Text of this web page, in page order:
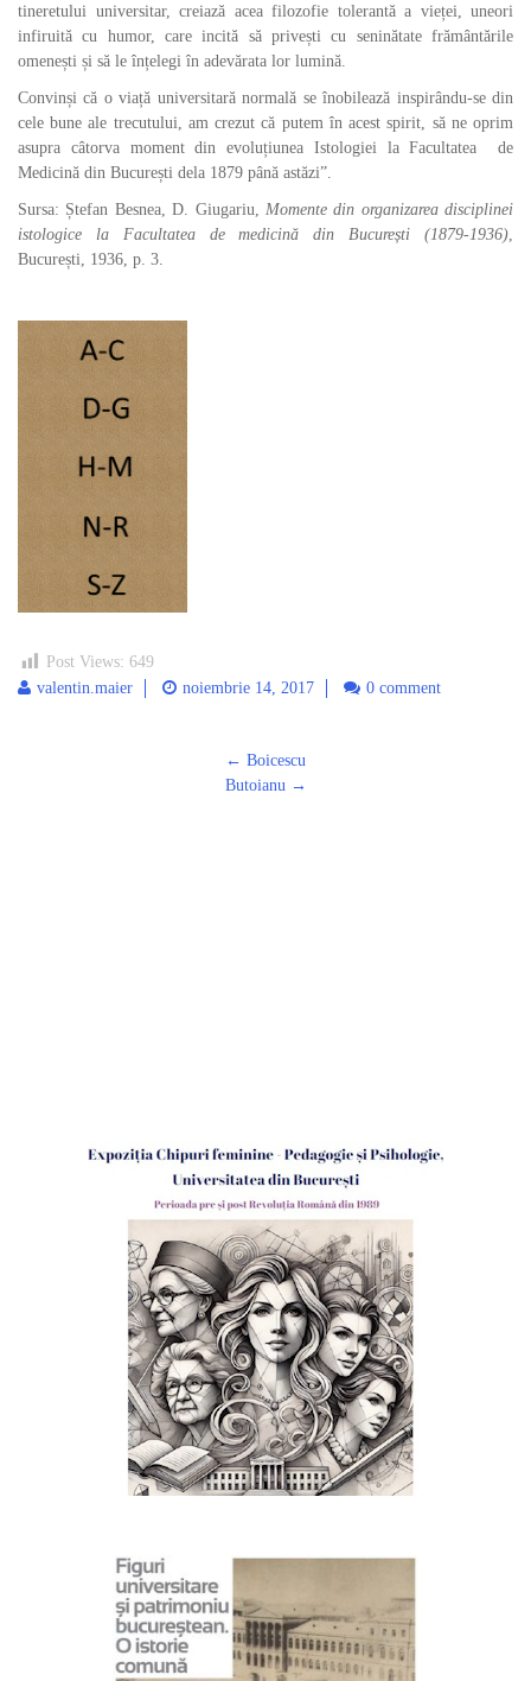
tineretului universitar, creiază acea filozofie tolerantă a vieței, uneori
infiruită cu humor, care incită să privești cu seninătate frământările
omenești și să le înțelegi în adevărata lor lumină.
Convinși că o viață universitară normală se înobilează inspirându-se din
cele bune ale trecutului, am crezut că putem în acest spirit, să ne oprim
asupra câtorva moment din evoluțiunea Istologiei la Facultatea de
Medicină din București dela 1879 până astăzi”.
Sursa: Ștefan Besnea, D. Giugariu, Momente din organizarea disciplinei
istologice la Facultatea de medicină din București (1879-1936),
București, 1936, p. 3.
Post Views: 649
valentin.maier
noiembrie 14, 2017 0 comment
← Boicescu
Butoianu →